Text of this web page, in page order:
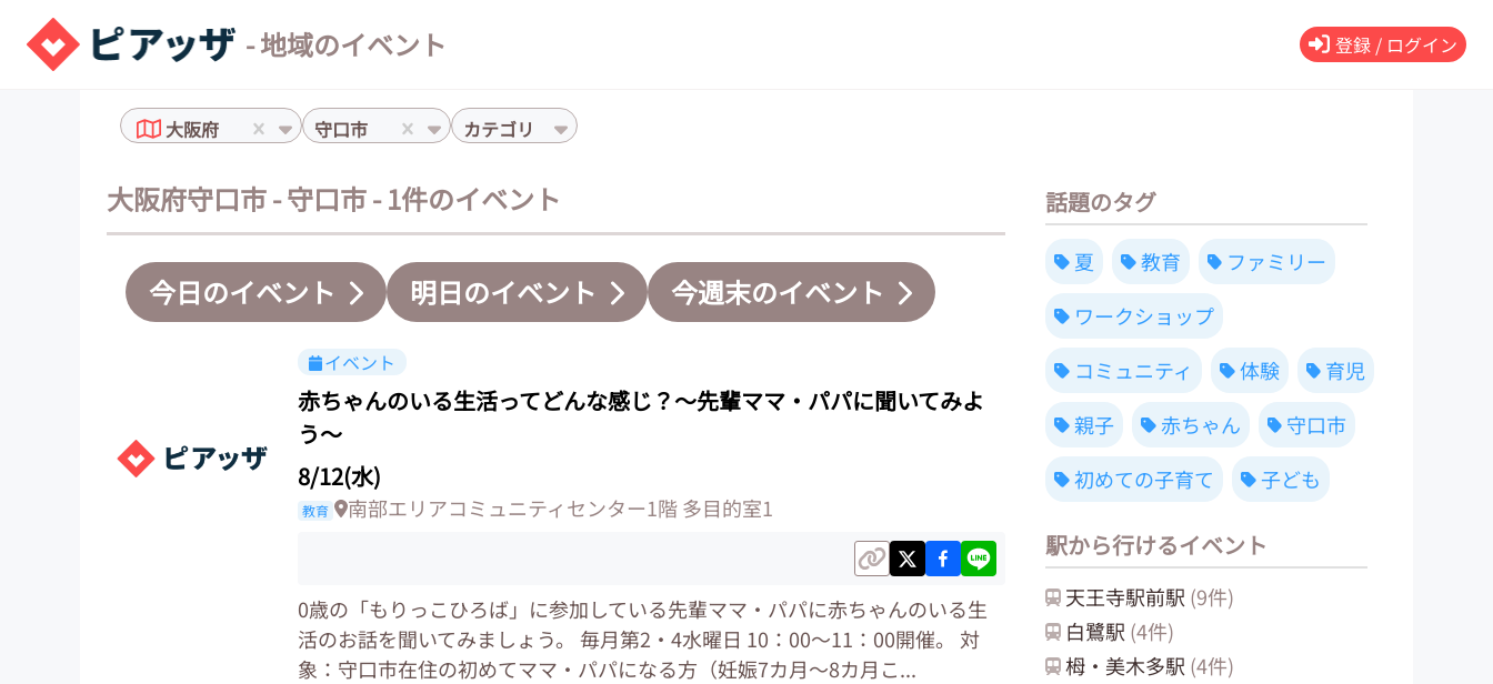
- 地域のイベント 登録 / ログイン
大阪府 守口市 カテゴリ
大阪府守口市 - 守口市 - 1件のイベント
今日のイベント 明日のイベント 今週末のイベント
イベント
赤ちゃんのいる生活ってどんな感じ？～先輩ママ・パパに聞いてみよ
う～
8/12(水)
教育 南部エリアコミュニティセンター1階 多目的室1
0歳の「もりっこひろば」に参加している先輩ママ・パパに赤ちゃんのいる生
活のお話を聞いてみましょう。 毎月第2・4水曜日 10：00～11：00開催。 対
象：守口市在住の初めてママ・パパになる方（妊娠7カ月～8カ月こ...
話題のタグ
夏 教育
ファミリー
ワークショップ
コミュニティ
体験
育児
親子
赤ちゃん
守口市
初めての子育て
子ども
駅から行けるイベント
天王寺駅前駅 (9件)
白鷺駅 (4件)
栂・美木多駅 (4件)